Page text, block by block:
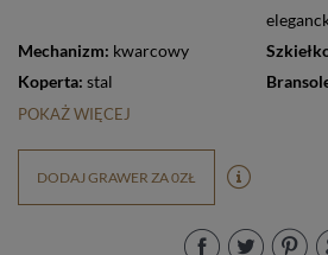
Mechanizm: kwarcowy
Koperta: stal
POKAŻ WIĘCEJ
DODAJ GRAWER ZA 0ZŁ